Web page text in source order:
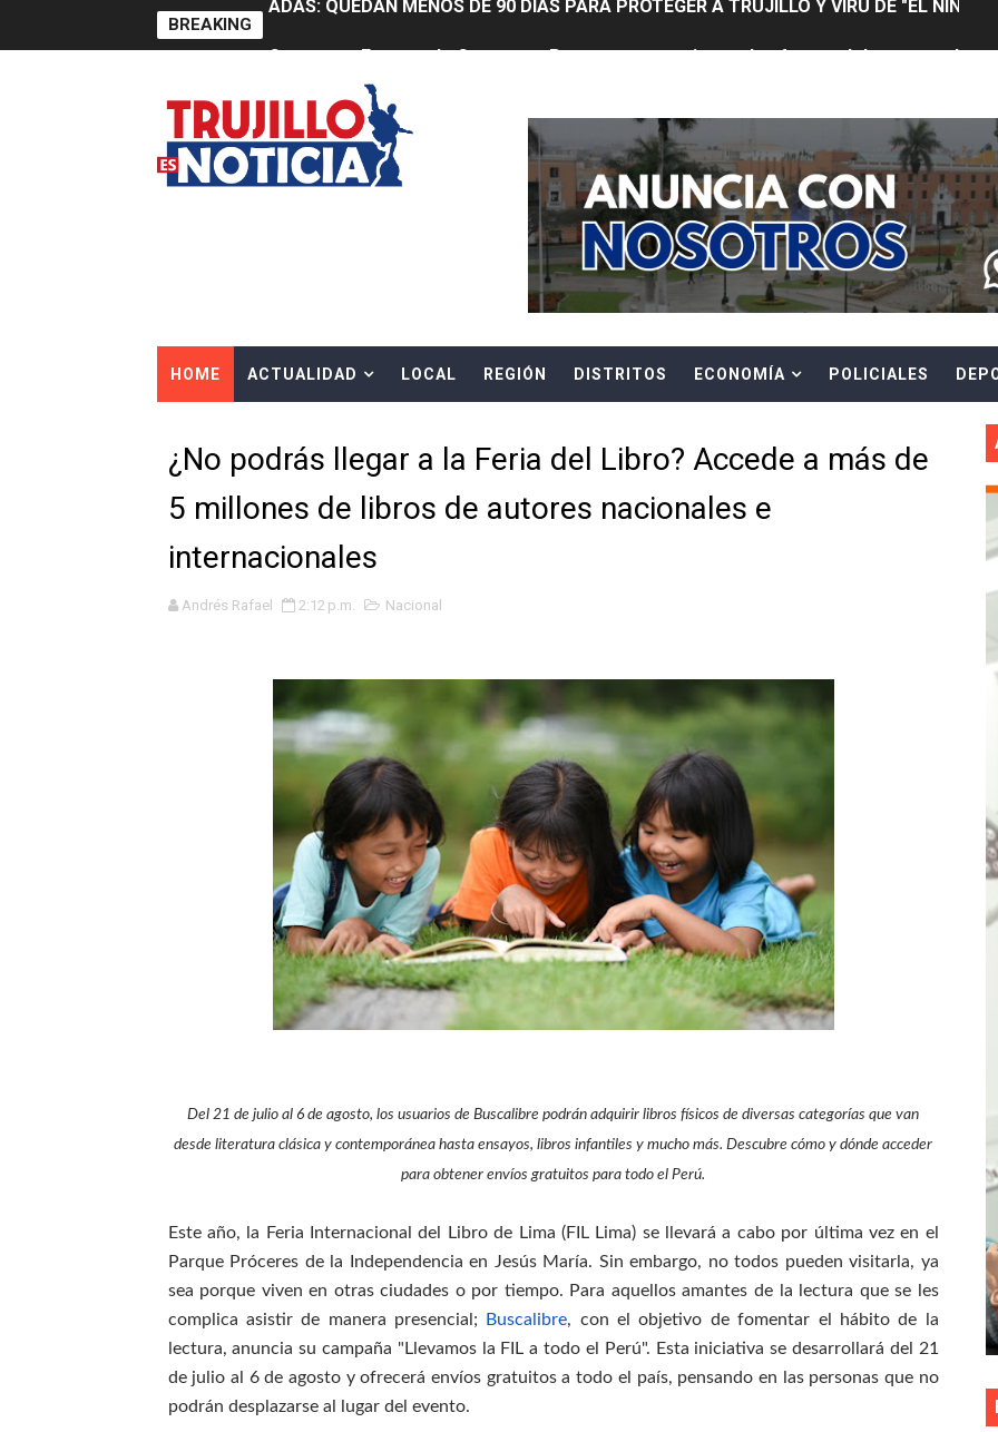
BREAKING Construye Experto de Cementos Pacasmayo convierte el esfuerzo del maestro de
IPE: Nuevo gobierno debe priorizar el impulso a la inversión privada y medidas contra
HIDRANDINA ALERTA SOBRE FALSOS TRABAJADORES Y BRINDA RECOMENDACIONES
HIDRANDINA ADVIERTE SOBRE EL PELIGRO DE LOS CABLES EN DESUSO Y EXHORTA
HASTA EL 2 DE AGOSTO TIENEN PLAZO PARA PONERSE AL DÍA EN SU RECIBO Y
Caja Arequipa lanza tercera edición del concurso nacional Orgullo Emprendedor con
Tres de cada cuatro atenciones del OSIPTEL estuvieron relacionadas con el servicio
OSIPTEL: nueve de cada 10 atenciones a usuarios de La Libertad fueron sobre el
GEANMARCO QUEZADA PRESTÓ JURAMENTO COMO DIPUTADO "POR LA
14 COLEGIOS DE TRUJILLO Y VIRÚ BUSCAN LA ACREDITACIÓN DEL PROGRAMA
¿Viajas por Fiestas Patrias? Así puedes evitar pagar por telefonía, internet o
JAMES PÉREZ ASEGURA QUE EN SUS PRIMEROS MESES DE GESTIÓN RECUPERARÁ
MÁS DE 12 MIL USUARIOS QUEDARON SIN ENERGÍA POR NO RESPETARSE LAS
OSIPTEL: Ahora dar de baja tu servicio de internet o telefonía solo toma un día hábil
¿Viajas por fiestas patrias? OSIPTEL recomienda verificar la cobertura móvil de tu
REGULARIZA TUS DEUDAS POR VIDEO GESTIÓN, ACCEDE A FACILIDADES DE PAGO Y
HIDRANDINA: POR FIESTAS PATRIAS APROVECHA LAS FACILIDADES DE PAGO PARA
La Universidad de Piura comparte su propuesta académica con escolares y padres
OSIPTEL: empresas operadoras están obligadas a verificar tope de 7 líneas móviles
HIDRANDINA ADVIERTE QUE ESTÁ PROHIBIDO COLOCAR PANCARTAS Y PROPAGANDA
HIDRANDINA: ACTUALIZA TUS DATOS PARA CONOCER SOBRE CORTES
ADAS: QUEDAN MENOS DE 90 DÍAS PARA PROTEGER A TRUJILLO Y VIRÚ DE "EL NIÑO"
HOME ACTUALIDAD LOCAL REGIÓN DISTRITOS ECONOMÍA POLICIALES
¿No podrás llegar a la Feria del Libro? Accede a más de
5 millones de libros de autores nacionales e
internacionales
Andrés Rafael 2:12 p.m. Nacional
Del 21 de julio al 6 de agosto, los usuarios de Buscalibre podrán adquirir libros físicos de diversas categorías que van
desde literatura clásica y contemporánea hasta ensayos, libros infantiles y mucho más. Descubre cómo y dónde acceder
para obtener envíos gratuitos para todo el Perú.
Este año, la Feria Internacional del Libro de Lima (FIL Lima) se llevará a cabo por última vez en el
Parque Próceres de la Independencia en Jesús María. Sin embargo, no todos pueden visitarla, ya
sea porque viven en otras ciudades o por tiempo. Para aquellos amantes de la lectura que se les
complica asistir de manera presencial;
Buscalibre, con el objetivo de fomentar el hábito de la
lectura, anuncia su campaña "Llevamos la FIL a todo el Perú". Esta iniciativa se desarrollará del 21
de julio al 6 de agosto y ofrecerá envíos gratuitos a todo el país, pensando en las personas que no
podrán desplazarse al lugar del evento.